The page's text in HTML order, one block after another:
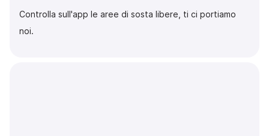
Controlla sull'app le aree di sosta libere, ti ci portiamo
noi.